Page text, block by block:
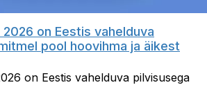
on Eestis vahelduva
pool hoovihma ja äikest
on Eestis vahelduva pilvisusega